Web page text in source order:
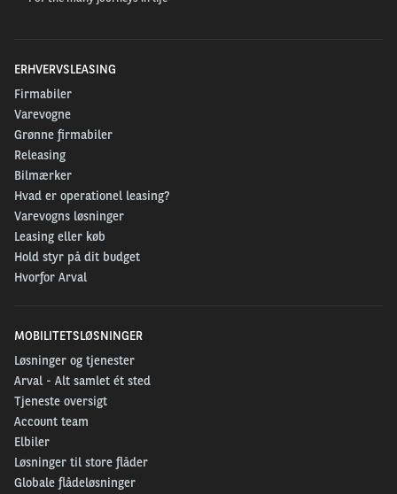
ERHVERVSLEASING
Firmabiler
Varevogne
Grønne firmabiler
Releasing
Bilmærker
Hvad er operationel leasing?
Varevogns løsninger
Leasing eller køb
Hold styr på dit budget
Hvorfor Arval
MOBILITETSLØSNINGER
Løsninger og tjenester
Arval - Alt samlet ét sted
Tjeneste oversigt
Account team
Elbiler
Løsninger til store flåder
Globale flådeløsninger